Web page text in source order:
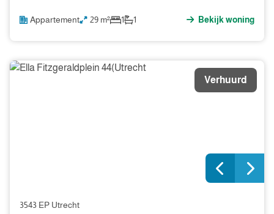
Appartement 29 m² 1 1 Bekijk woning
Verhuurd
3543 EP Utrecht